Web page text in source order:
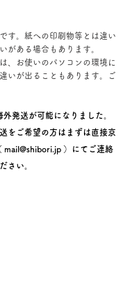
す。紙への印刷物等とは違い
がある場合もあります。
、お使いのパソコンの環境に
いが出ることもあります。ご
発送が可能になりました。
をご希望の方はまずは直接京
mail@shibori.jp ）にてご連絡
さい。